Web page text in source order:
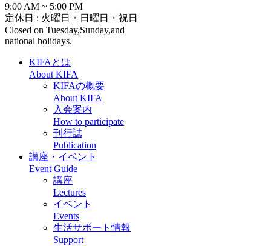
9:00 AM ~ 5:00 PM
定休日 : 火曜日・日曜日・祝日
Closed on Tuesday,Sunday,and
national holidays.
KIFAとは
About KIFA
KIFAの概要
About KIFA
入会案内
How to participate
刊行誌
Publication
講座・イベント
Event Guide
講座
Lectures
イベント
Events
生活サポート情報
Support